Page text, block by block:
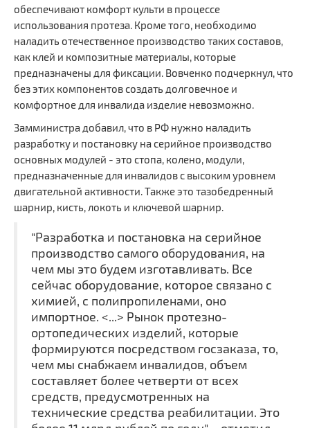
...
обеспечивают комфорт культи в процессе
использования протеза. Кроме того, необходимо
наладить отечественное производство таких составов,
как клей и композитные материалы, которые
предназначены для фиксации. Вовченко подчеркнул, что
без этих компонентов создать долговечное и
комфортное для инвалида изделие невозможно.
Замминистра добавил, что в РФ нужно наладить
разработку и постановку на серийное производство
основных модулей - это стопа, колено, модули,
предназначенные для инвалидов с высоким уровнем
двигательной активности. Также это тазобедренный
шарнир, кисть, локоть и ключевой шарнир.
"Разработка и постановка на серийное
производство самого оборудования, на
чем мы это будем изготавливать. Все
сейчас оборудование, которое связано с
химией, с полипропиленами, оно
импортное. <...> Рынок протезно-
ортопедических изделий, которые
формируются посредством госзаказа, то,
чем мы снабжаем инвалидов, объем
составляет более четверти от всех
средств, предусмотренных на
технические средства реабилитации. Это